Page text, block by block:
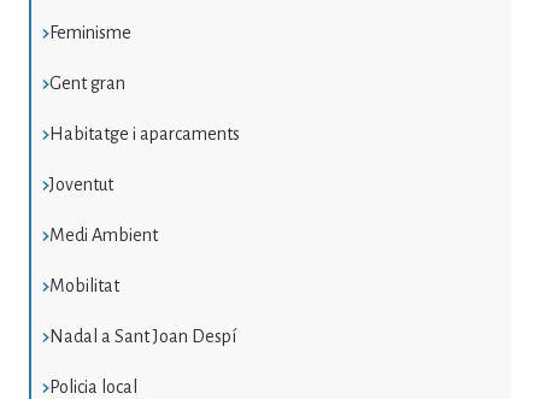
Feminisme
Gent gran
Habitatge i aparcaments
Joventut
Medi Ambient
Mobilitat
Nadal a Sant Joan Despí
Policia local